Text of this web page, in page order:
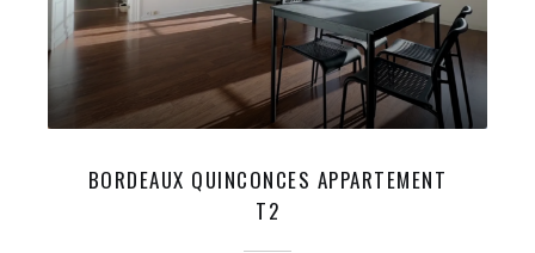
BORDEAUX QUINCONCES APPARTEMENT
T2